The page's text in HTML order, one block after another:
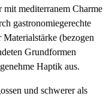
mit mediterranem Charme
gastronomiegerechte
(bezogen
Grundformen
Haptik aus.
und schwerer als